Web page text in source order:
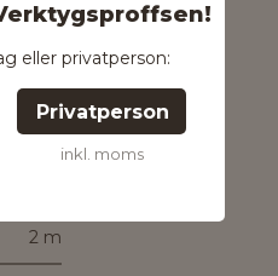
eller privatperson:
Privatperson
inkl. moms
mm
12000
2 m